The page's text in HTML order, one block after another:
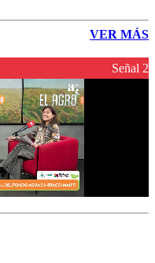
VER MÁS
Señal 2